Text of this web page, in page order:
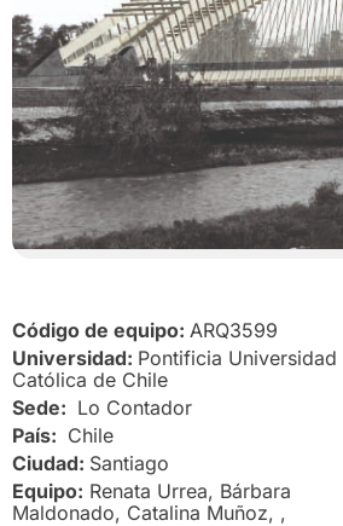
Código de equipo: ARQ3599
Universidad: Pontificia Universidad
Católica de Chile
Sede: Lo Contador
País: Chile
Ciudad: Santiago
Equipo: Renata Urrea, Bárbara
Maldonado, Catalina Muñoz, ,